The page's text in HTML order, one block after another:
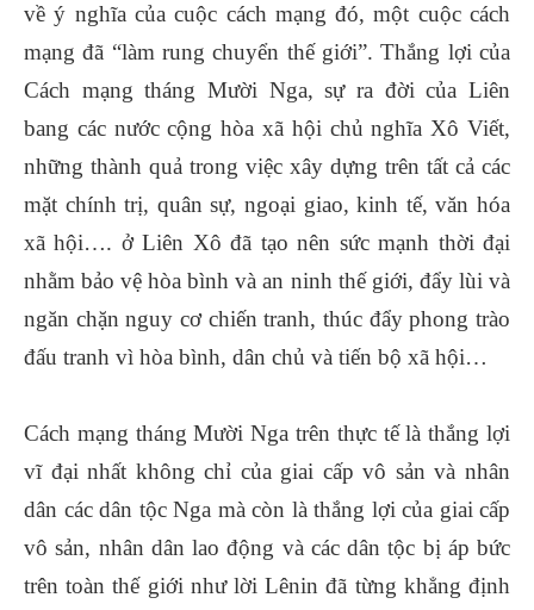
về ý nghĩa của cuộc cách mạng đó, một cuộc cách
mạng đã “làm rung chuyển thế giới”. Thắng lợi của
Cách mạng tháng Mười Nga, sự ra đời của Liên
bang các nước cộng hòa xã hội chủ nghĩa Xô Viết,
những thành quả trong việc xây dựng trên tất cả các
mặt chính trị, quân sự, ngoại giao, kinh tế, văn hóa
xã hội…. ở Liên Xô đã tạo nên sức mạnh thời đại
nhằm bảo vệ hòa bình và an ninh thế giới, đẩy lùi và
ngăn chặn nguy cơ chiến tranh, thúc đẩy phong trào
đấu tranh vì hòa bình, dân chủ và tiến bộ xã hội…
Cách mạng tháng Mười Nga trên thực tế là thắng lợi
vĩ đại nhất không chỉ của giai cấp vô sản và nhân
dân các dân tộc Nga mà còn là thắng lợi của giai cấp
vô sản, nhân dân lao động và các dân tộc bị áp bức
trên toàn thế giới như lời Lênin đã từng khẳng định